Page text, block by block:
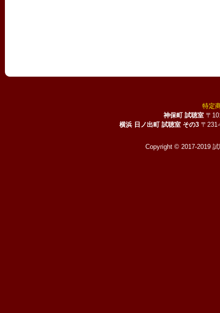
特定
神保町 試聴室 〒
横浜 日ノ出町 試聴室 その3 〒
Copyright © 2017-2019